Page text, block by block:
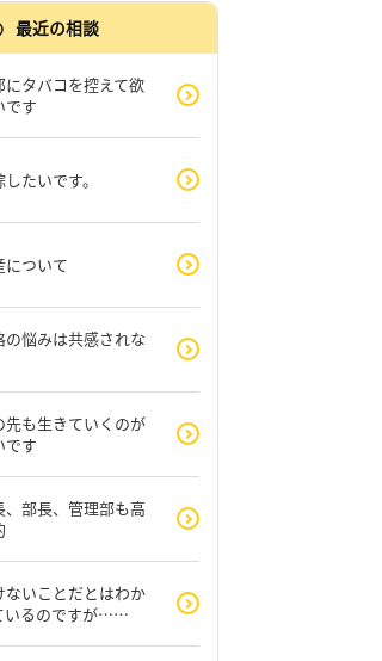
最近の相談
にタバコを控えて欲
です
たいです。
について
の悩みは共感されな
先も生きていくのが
です
、部長、管理部も高
ないことだとはわか
いるのですが……